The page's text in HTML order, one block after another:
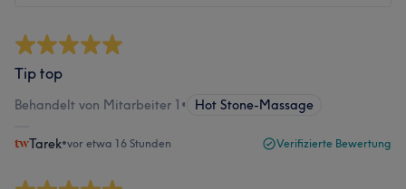
Tip top
Behandelt von Mitarbeiter 1 • Hot Stone-Massage
Tarek•vor etwa 16 Stunden Verifizierte Bewertung